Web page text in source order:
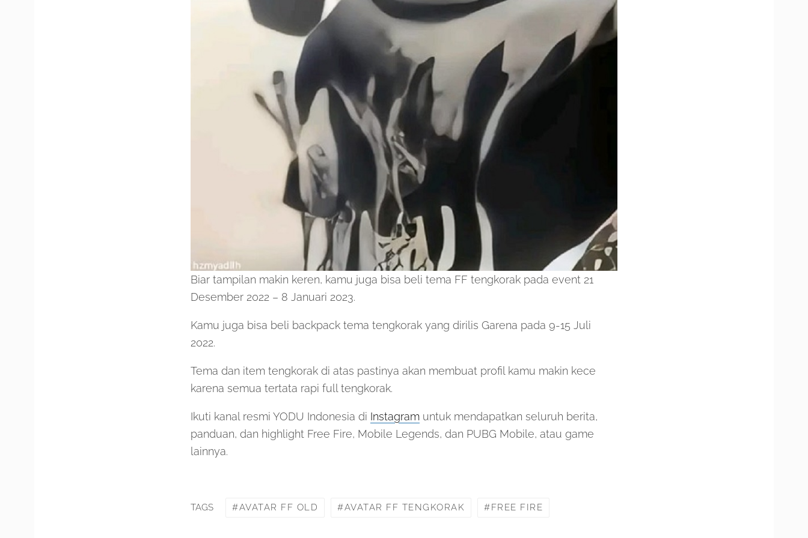
Biar tampilan makin keren, kamu juga bisa beli tema FF tengkorak pada event 21
Desember 2022 – 8 Januari 2023.
Kamu juga bisa beli backpack tema tengkorak yang dirilis Garena pada 9-15 Juli
2022.
Tema dan item tengkorak di atas pastinya akan membuat profil kamu makin kece
karena semua tertata rapi full tengkorak.
Ikuti kanal resmi YODU Indonesia di Instagram untuk mendapatkan seluruh berita,
panduan, dan highlight Free Fire, Mobile Legends, dan PUBG Mobile, atau game
lainnya.
TAGS AVATAR FF OLD AVATAR FF TENGKORAK FREE FIRE